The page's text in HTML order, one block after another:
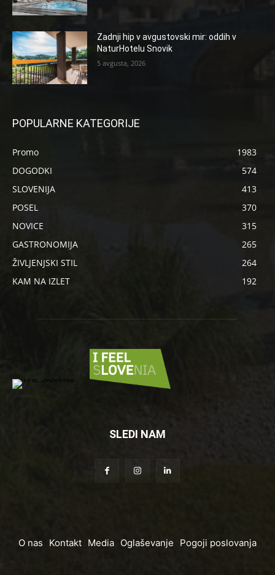
Zadnji hip v avgustovski mir: oddih v
NaturHotelu Snovik
5 avgusta, 2026
POPULARNE KATEGORIJE
Promo
1983
DOGODKI
574
SLOVENIJA
413
POSEL
370
NOVICE
315
GASTRONOMIJA
265
ŽIVLJENJSKI STIL
264
KAM NA IZLET
192
SLEDI NAM
O nas Kontakt Media Oglaševanje Pogoji poslovanja